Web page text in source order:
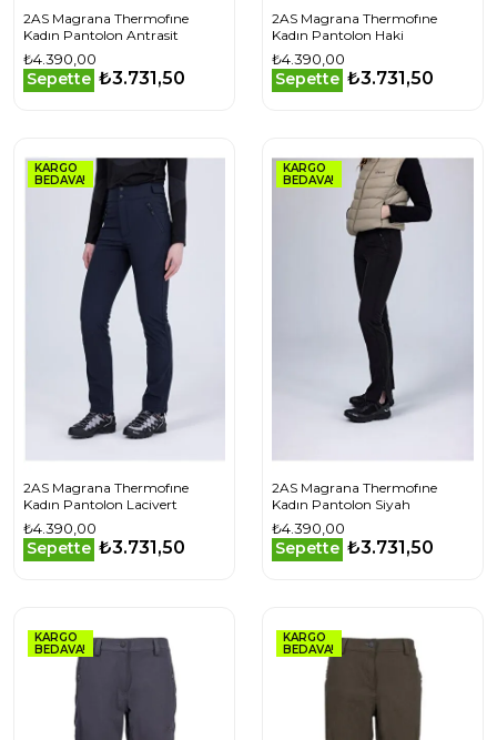
2AS Magrana Thermofıne
Kadın Pantolon Antrasit
₺4.390,00
Sepette ₺3.731,50
2AS Magrana Thermofıne
Kadın Pantolon Haki
₺4.390,00
Sepette ₺3.731,50
KARGO
BEDAVA!
2AS Magrana Thermofıne
Kadın Pantolon Lacivert
₺4.390,00
Sepette ₺3.731,50
KARGO
BEDAVA!
2AS Magrana Thermofıne
Kadın Pantolon Siyah
₺4.390,00
Sepette ₺3.731,50
KARGO
BEDAVA!
KARGO
BEDAVA!